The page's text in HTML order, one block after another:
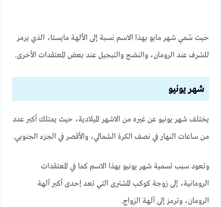
حيث سُمي شهر مايو بهذا الاسم نسبة إلى الألهة مايستا، الذي يرمز
للشرف عند الرومان، والنضج والتبجيل عند بعض المعتقدات الأخرى.
شهر يونيو
يختلف شهر يونيو عن غيره من الاشهر الميلادية، حيث يمتلك أكبر عدد
من ساعات النهار في نصف الكرة الشمالي، والأقصر في الجزء الجنوبي.
وتعود سبب تسمية شهر يونيو بهذا الاسم كما في المعتقدات
الرومانية، إلى زوجة كوكب المشترى التي تعد إحدى أكبر آلهة
الرومان، وترمز إلى آلهة الزواج.